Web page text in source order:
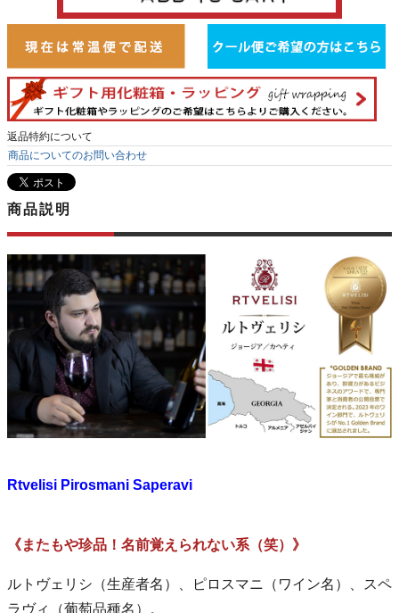
返品特約について
商品についてのお問い合わせ
商品説明
Rtvelisi Pirosmani Saperavi
《またもや珍品！名前覚えられない系（笑）》
ルトヴェリシ（生産者名）、ピロスマニ（ワイン名）、スペ
ラヴィ（葡萄品種名）。